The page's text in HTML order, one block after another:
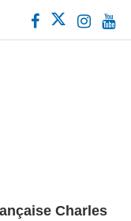
Charles